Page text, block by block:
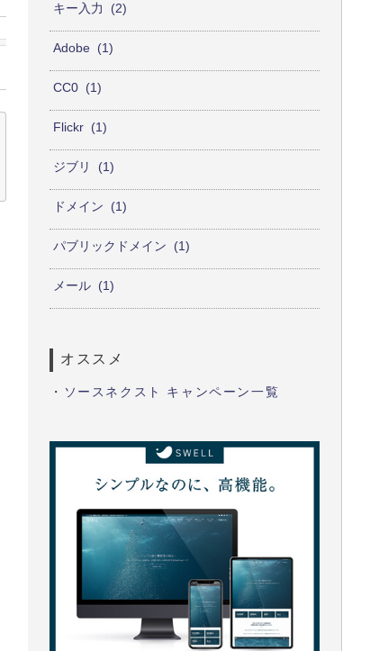
キー入力 2
Adobe 1
CC0 1
Flickr 1
ジブリ 1
ドメイン 1
パブリックドメイン 1
メール 1
オススメ
・ ソースネクスト キャンペーン一覧